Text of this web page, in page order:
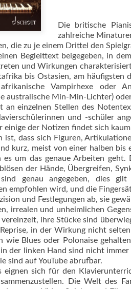
Die britische
zahlreiche
die zu je einem Drittel den
Begleittext beigegeben, in
und Wirkungen
bis Ostasien, am
Vampirhexe oder
australische Min-Min-Lichter)
an einzelnen Stellen des
und -schüler
einige der Notizen findet sich
ist, dass sich Figuren,
kurz, meist von einer halben
es um das genaue Arbeiten
der Hände, Übergreifen,
genau angegeben, dies
empfohlen wird, und die
und Festlegungen ab, sie
irrealen und unheimlichen
ihre Stücke sind
in der Wirkung nicht
wie Blues oder Polonaise
der linken Hand sind nicht
sind auf YouTube abrufbar.
eignen sich für den
Die Welt des